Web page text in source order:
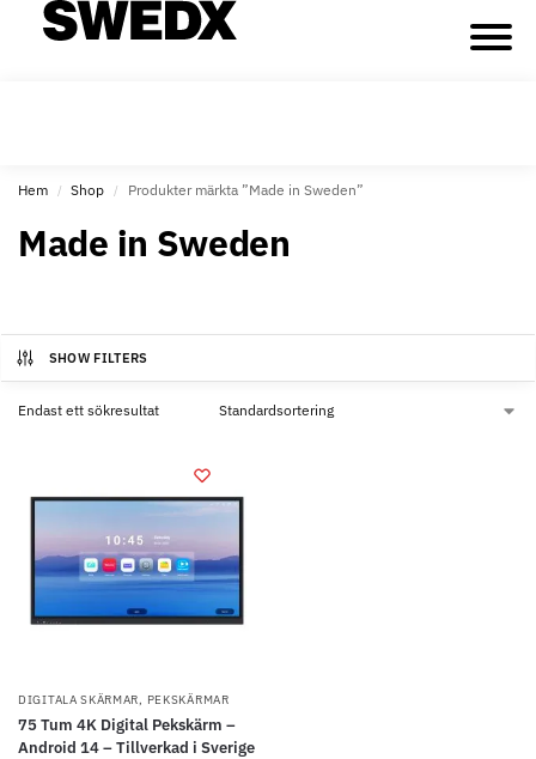
Hem / Shop / Produkter märkta ”Made in Sweden”
Made in Sweden
SHOW FILTERS
Endast ett sökresultat
DIGITALA SKÄRMAR, PEKSKÄRMAR
75 Tum 4K Digital Pekskärm –
Android 14 – Tillverkad i Sverige